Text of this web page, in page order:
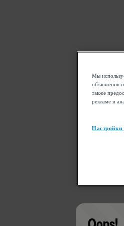
Мы
объявления
также
рекламе и